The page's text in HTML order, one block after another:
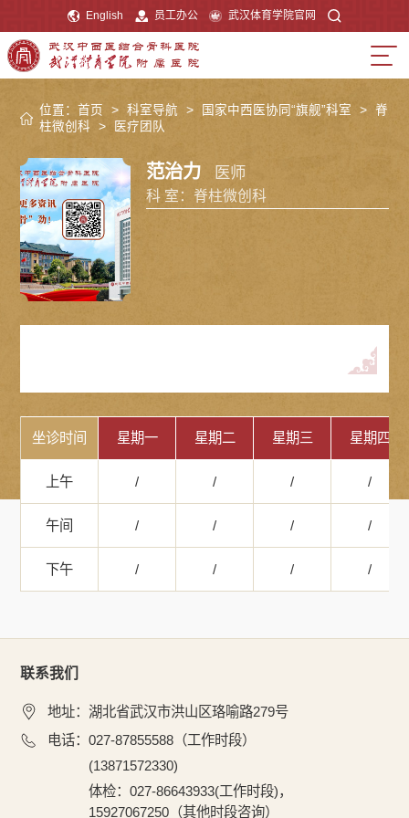
English 员工办公 武汉体育学院官网
位置： 首页 > 科室导航 > 国家中西医协同“旗舰”科室 > 脊
柱微创科
> 医疗团队
范治力 医师
科 室：脊柱微创科
坐诊时间 星期一 星期二 星期三 星期四
上午 / / / /
午间 / / / /
下午 / / / /
联系我们
地址：湖北省武汉市洪山区珞喻路279号
电话：027-87855588（工作时段）
(13871572330)
体检：027-86643933(工作时段)，
15927067250（其他时段咨询）